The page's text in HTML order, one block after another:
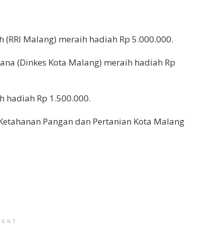
Malang) meraih hadiah Rp 5.000.000.
(Dinkes Kota Malang) meraih hadiah Rp
hadiah Rp 1.500.000.
Pangan dan Pertanian Kota Malang